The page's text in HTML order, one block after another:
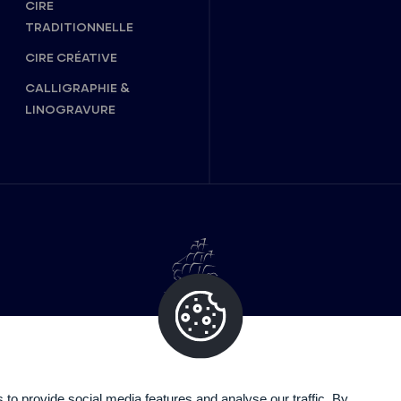
CIRE
TRADITIONNELLE
CIRE CRÉATIVE
CALLIGRAPHIE &
LINOGRAVURE